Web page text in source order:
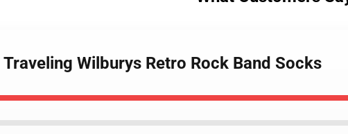
Wilburys Retro Rock Band Socks